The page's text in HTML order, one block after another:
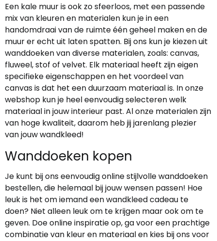
Een kale muur is ook zo sfeerloos, met een passende
mix van kleuren en materialen kun je in een
handomdraai van de ruimte één geheel maken en de
muur er echt uit laten spatten. Bij ons kun je kiezen uit
wanddoeken van diverse materialen, zoals: canvas,
fluweel, stof of velvet. Elk materiaal heeft zijn eigen
specifieke eigenschappen en het voordeel van
canvas is dat het een duurzaam materiaal is. In onze
webshop kun je heel eenvoudig selecteren welk
materiaal in jouw interieur past. Al onze materialen zijn
van hoge kwaliteit, daarom heb jij jarenlang plezier
van jouw wandkleed!
Wanddoeken kopen
Je kunt bij ons eenvoudig online stijlvolle wanddoeken
bestellen, die helemaal bij jouw wensen passen! Hoe
leuk is het om iemand een wandkleed cadeau te
doen? Niet alleen leuk om te krijgen maar ook om te
geven. Doe online inspiratie op, ga voor een prachtige
combinatie van kleur en materiaal en kies bij ons voor